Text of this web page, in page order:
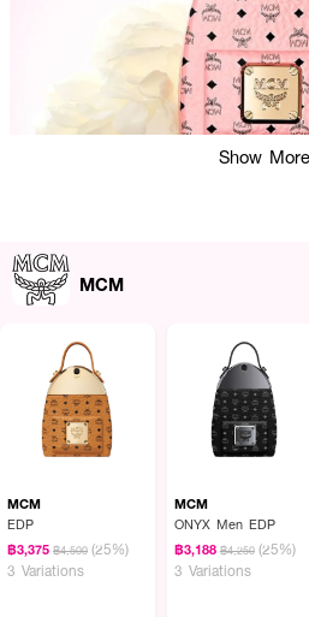
ผลลัพธ์ที่ได้ :
· MCM Crush EDP
· เอ็มซีเอ็ม ครัช เออ เดอ พาร์ฟูม
· Middle Notes: Magnolia, Rose De Mai
· Base Notes: Upcycled Cedarwood
Show More
MCM
MCM
EDP
฿3,375 ฿4,500 (25%)
3 Variations
MCM
ONYX Men EDP
฿3,188 ฿4,250 (25%)
3 Variations